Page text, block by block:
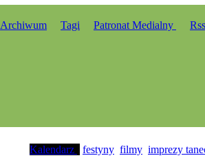
Archiwum Tagi Patronat Medialny
Rss
Kalendarz festyny filmy imprezy